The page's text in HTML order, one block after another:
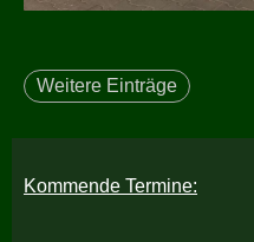
Weitere Einträge
Kommende Termine: